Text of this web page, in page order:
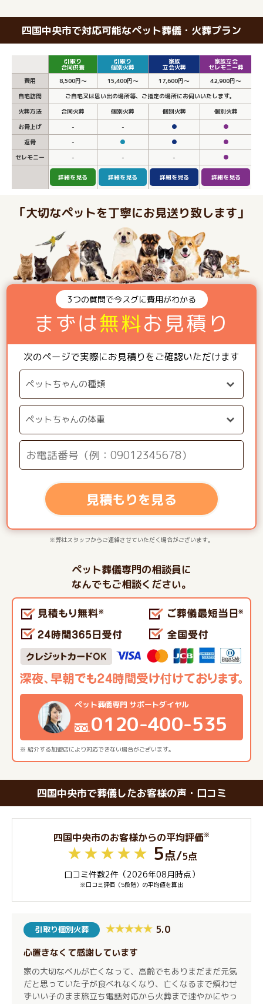
四国中央市で対応可能なペット葬儀・火葬プラン
引取り
合同供養
引取り
個別火葬
家族
立会火葬
家族立会
セレモニー葬
費用
8,500円～ 15,400円～ 17,600円～
42,900円～
自宅訪問
ご自宅又は思い出の場所等、ご指定の場所にお伺いいたします。
火葬方法
合同火葬 個別火葬 個別火葬
個別火葬
お骨上げ
- - ●
●
返骨
- ● ●
●
セレモニー
- - - ●
詳細を見る 詳細を見る 詳細を見る 詳細を見る
「大切なペットを丁寧にお見送り致します」
3つの質問で今スグに費用がわかる
まずは無料お見積り
次のページで実際にお見積りをご確認いただけます
見積もりを見る
※弊社スタッフからご連絡させていただく場合がございます。
ペット葬儀専門の相談員に
なんでもご相談ください。
※ 紹介する加盟店により対応できない場合がございます。
ペット葬儀専門 サポートダイヤル
0120-400-535
四国中央市で葬儀したお客様の声・口コミ
四国中央市のお客様からの平均評価※
5点/5点
口コミ件数2件（2026年08月時点）
※口コミ評価（5段階）の平均値を算出
引取り個別火葬 5.0
心置きなくて感謝しています
家の大切なベルが亡くなって、高齢でもありまだまだ元気
だと思っていた子が食べれなくなり、亡くなるまで煩わせ
ずいい子のまま旅立ち電話対応から火葬まで速やかにやっ